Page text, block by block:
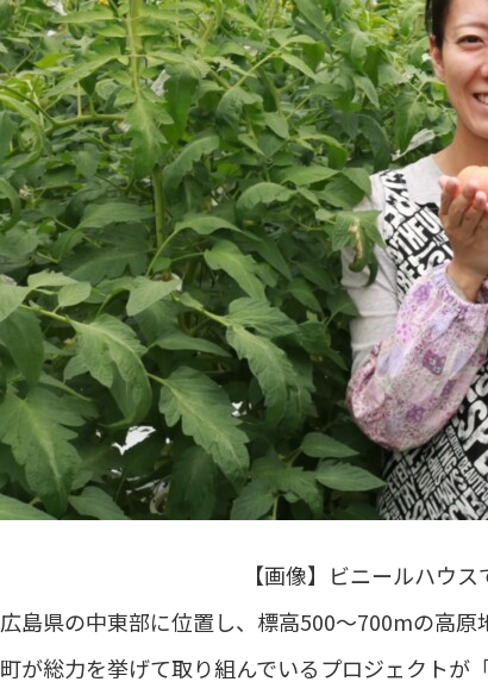
【画像】 ビニールハウ
広島県の中東部に位置し、標高500～700mの高原
町が総力を挙げて取り組んでいるプロジェクトが